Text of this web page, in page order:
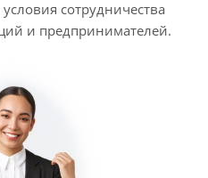
сотрудничества
и предпринимателей.